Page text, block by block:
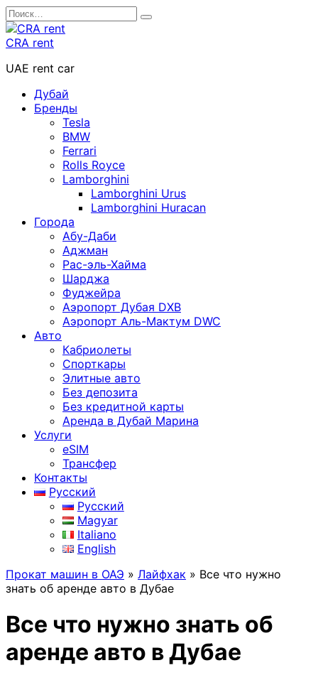
Перейти
к
содержанию
Search
for:
CRA rent
UAE rent car
Дубай
Бренды
Tesla
BMW
Ferrari
Rolls Royce
Lamborghini
Lamborghini Urus
Lamborghini Huracan
Города
Абу-Даби
Аджман
Рас-эль-Хайма
Шарджа
Фуджейра
Аэропорт Дубая DXB
Аэропорт Аль-Мактум DWC
Авто
Кабриолеты
Спорткары
Элитные авто
Без депозита
Без кредитной карты
Аренда в Дубай Марина
Услуги
eSIM
Трансфер
Контакты
Русский
Русский
Magyar
Italiano
English
Прокат машин в ОАЭ » Лайфхак » Все что нужно
знать об аренде авто в Дубае
Все что нужно знать об
аренде авто в Дубае